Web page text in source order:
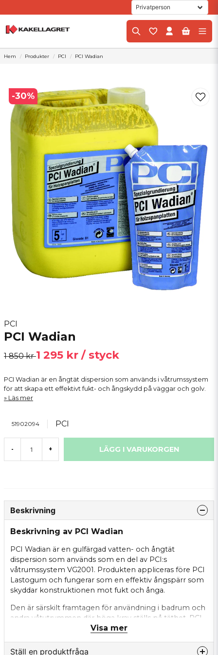
Hem Produkter PCI PCI Wadian
-30%
PCI
PCI Wadian
1 850 kr1 295 kr / styck
PCI Wadian är en ångtät dispersion som används i våtrumssystem
för att skapa ett effektivt fukt- och ångskydd på väggar och golv.
Läs mer
51902094 PCI
- + LÄGG I VARUKORGEN
Beskrivning
Beskrivning av PCI Wadian
PCI Wadian är en gulfärgad vatten- och ångtät
dispersion som används som en del av PCI:s
våtrumssystem VG2001. Produkten appliceras före PCI
Lastogum och fungerar som en effektiv ångspärr som
skyddar konstruktionen mot fukt och ånga.
Den är särskilt framtagen för användning i badrum och
andra våtutrymmen där höga krav ställs på täthet. PCI
Wadian kan appliceras på underlag som betong och
till ett säkert och hållbart tätskiktssystem i
Visa mer
Ställ en produktfråga